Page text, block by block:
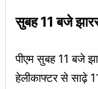
सुबह 11 बजे
पीएम सुबह 11 बजे
हेलीकाफ्टर से साढ़े